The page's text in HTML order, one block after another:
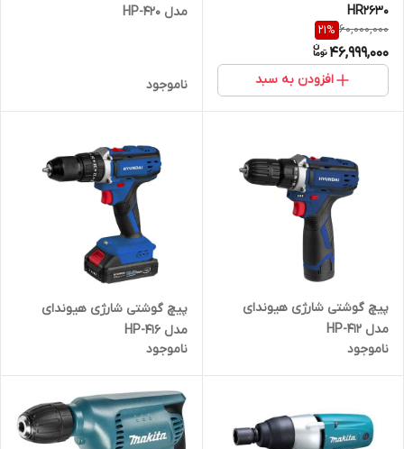
HR2630
60,000,000
21%
46,999,000
افزودن به سبد
مدل HP-420
ناموجود
پیچ گوشتی شارژی هیوندای
مدل HP-412
ناموجود
پیچ گوشتی شارژی هیوندای
مدل HP-416
ناموجود